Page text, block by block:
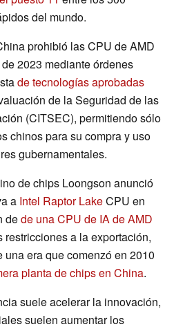
del mundo.
prohibió las CPU de AMD
2023 mediante órdenes
de tecnologías aprobadas
de la Seguridad de las
(CITSEC), permitiendo sólo
chinos para su compra y uso
gubernamentales.
de chips Loongson anunció
a Intel Raptor LakeCPU en
dede una CPU de IA de AMD
a la exportación,
era que comenzó en 2010
planta de chips en China.
suele acelerar la innovación,
suelen aumentar los